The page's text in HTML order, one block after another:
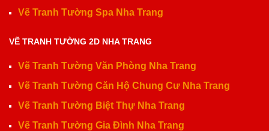
Vẽ Tranh Tường Spa Nha Trang
VẼ TRANH TƯỜNG 2D NHA TRANG
Vẽ Tranh Tường Văn Phòng Nha Trang
Vẽ Tranh Tường Căn Hộ Chung Cư Nha Trang
Vẽ Tranh Tường Biệt Thự Nha Trang
Vẽ Tranh Tường Gia Đình Nha Trang